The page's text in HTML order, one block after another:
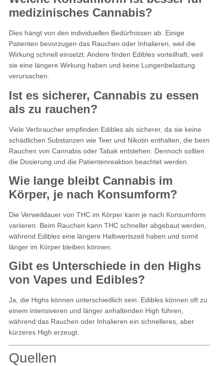
medizinisches Cannabis?
Dies hängt von den individuellen Bedürfnissen ab. Einige
Patienten bevorzugen das Rauchen oder Inhalieren, weil die
Wirkung schnell einsetzt. Andere finden Edibles vorteilhaft, weil
sie eine längere Wirkung haben und keine Lungenbelastung
verursachen.
Ist es sicherer, Cannabis zu essen
als zu rauchen?
Viele Verbraucher empfinden Edibles als sicherer, da sie keine
schädlichen Substanzen wie Teer und Nikotin enthalten, die beim
Rauchen von Cannabis oder Tabak entstehen. Dennoch sollten
die Dosierung und die Patientenreaktion beachtet werden.
Wie lange bleibt Cannabis im
Körper, je nach Konsumform?
Die Verweildauer von THC im Körper kann je nach Konsumform
variieren. Beim Rauchen kann THC schneller abgebaut werden,
während Edibles eine längere Halbwertszeit haben und somit
länger im Körper bleiben können.
Gibt es Unterschiede in den Highs
von Vapes und Edibles?
Ja, die Highs können unterschiedlich sein. Edibles können oft zu
einem intensiveren und länger anhaltenden High führen,
während das Rauchen oder Inhalieren ein schnelleres, aber
kürzeres High erzeugt.
Quellen